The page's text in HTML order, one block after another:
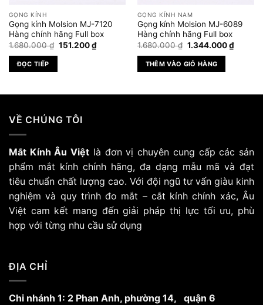
GỌNG KÍNH
Gọng kính Molsion MJ-7120
Hàng chính hãng Full box
1.680.000₫ Giá
151.200₫Giá
hiện
ĐỌC TIẾP
GỌNG KÍNH NAM
Gọng kính Molsion MJ-6089
Hàng chính hãng Full box
1.680.000₫ Giá
là:
1.680.000 ₫.
1.344.000₫Giá
hiện
THÊM VÀO GIỎ HÀNG
₫.
VỀ CHÚNG TÔI
Mắt Kính Âu Việt là đơn vị chuyên cung cấp các sản
phẩm mắt kính chính hãng, đa dạng mẫu mã và đạt
tiêu chuẩn chất lượng cao. Với đội ngũ tư vấn giàu kinh
nghiệm và quy trình đo mắt – cắt kính chính xác, Âu
Việt cam kết mang đến giải pháp thị lực tối ưu, phù
hợp với từng nhu cầu sử dụng
ĐỊA CHỈ
Chi nhánh 1: 2 Phan Anh, phường 14, quận 6